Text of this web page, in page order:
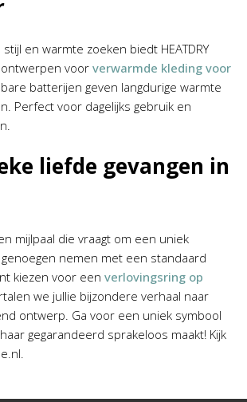
en warmte zoeken biedt HEATDRY
voor verwarmde kleding voor
batterijen geven langdurige warmte
Perfect voor dagelijks gebruik en
liefde gevangen in
mijlpaal die vraagt om een uniek
nemen met een standaard
kiezen voor een verlovingsring op
we jullie bijzondere verhaal naar
ontwerp. Ga voor een uniek symbool
gegarandeerd sprakeloos maakt! Kijk